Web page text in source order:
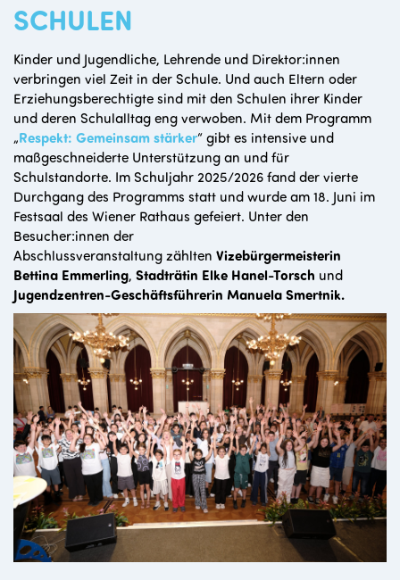
SCHULEN
Kinder und Jugendliche, Lehrende und Direktor:innen
verbringen viel Zeit in der Schule. Und auch Eltern oder
Erziehungsberechtigte sind mit den Schulen ihrer Kinder
und deren Schulalltag eng verwoben. Mit dem Programm
„Respekt: Gemeinsam stärker“ gibt es intensive und
maßgeschneiderte Unterstützung an und für
Schulstandorte. Im Schuljahr 2025/2026 fand der vierte
Durchgang des Programms statt und wurde am 18. Juni im
Festsaal des Wiener Rathaus gefeiert. Unter den
Besucher:innen der
Abschlussveranstaltung zählten Vizebürgermeisterin
Bettina Emmerling, Stadträtin Elke Hanel-Torsch und
Jugendzentren-Geschäftsführerin Manuela Smertnik.